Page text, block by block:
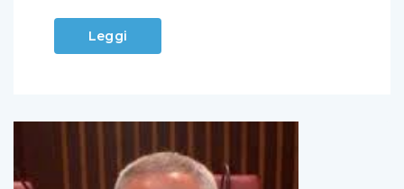
Leggi